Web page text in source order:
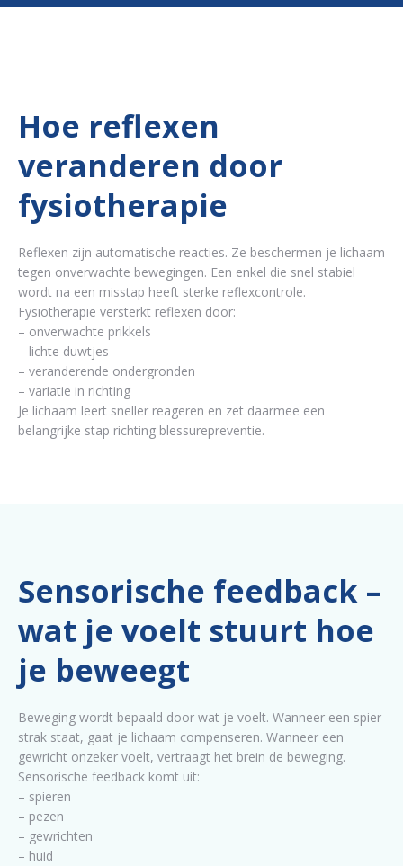
Hoe reflexen
veranderen door
fysiotherapie
Reflexen zijn automatische reacties. Ze beschermen je lichaam
tegen onverwachte bewegingen. Een enkel die snel stabiel
wordt na een misstap heeft sterke reflexcontrole.
Fysiotherapie versterkt reflexen door:
– onverwachte prikkels
– lichte duwtjes
– veranderende ondergronden
– variatie in richting
Je lichaam leert sneller reageren en zet daarmee een
belangrijke stap richting blessurepreventie.
Sensorische feedback –
wat je voelt stuurt hoe
je beweegt
Beweging wordt bepaald door wat je voelt. Wanneer een spier
strak staat, gaat je lichaam compenseren. Wanneer een
gewricht onzeker voelt, vertraagt het brein de beweging.
Sensorische feedback komt uit:
– spieren
– pezen
– gewrichten
– huid